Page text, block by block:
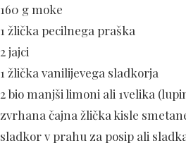
160 g moke
1 žlička pecilnega praška
2 jajci
1 žlička vanilijevega sladkorja
2 bio manjši limoni ali 1velika
zvrhana čajna žlička kisle
sladkor v prahu za posip ali